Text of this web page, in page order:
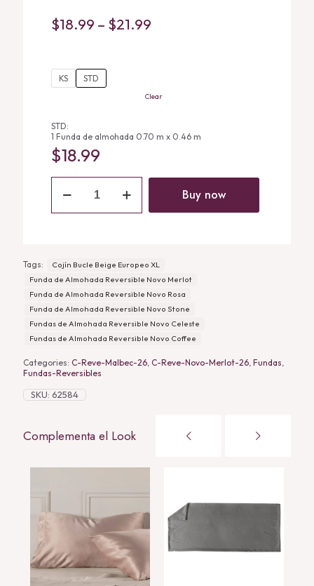
$18.99 – $21.99
$21.99
KS STD
Clear
STD:
1 Funda de almohada 0.70 m x 0.46 m
$18.99
Funda
Reversible
Buy now
Tags:
Cojín Bucle Beige Europeo XL
Funda de Almohada Reversible Novo Merlot
Funda de Almohada Reversible Novo Rosa
Funda de Almohada Reversible Novo Stone
Fundas de Almohada Reversible Novo Celeste
Fundas de Almohada Reversible Novo Coffee
Categories: C-Reve-Malbec-26 C-Reve-Novo-Merlot-26 Fundas
Fundas-Reversibles
SKU: 62584
Complementa el Look